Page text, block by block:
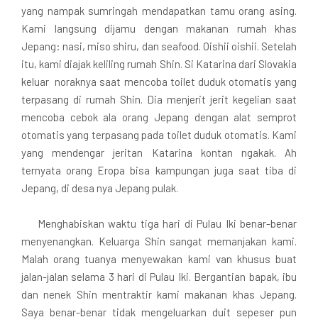
yang nampak sumringah mendapatkan tamu orang asing.
Kami langsung dijamu dengan makanan rumah khas
Jepang: nasi, miso shiru, dan seafood. Oishii oishii. Setelah
itu, kami diajak keliling rumah Shin. Si Katarina dari Slovakia
keluar noraknya saat mencoba toilet duduk otomatis yang
terpasang di rumah Shin. Dia menjerit jerit kegelian saat
mencoba cebok ala orang Jepang dengan alat semprot
otomatis yang terpasang pada toilet duduk otomatis. Kami
yang mendengar jeritan Katarina kontan ngakak. Ah
ternyata orang Eropa bisa kampungan juga saat tiba di
Jepang, di desa nya Jepang pulak.
Menghabiskan waktu tiga hari di Pulau Iki benar-benar
menyenangkan. Keluarga Shin sangat memanjakan kami.
Malah orang tuanya menyewakan kami van khusus buat
jalan-jalan selama 3 hari di Pulau Iki. Bergantian bapak, ibu
dan nenek Shin mentraktir kami makanan khas Jepang.
Saya benar-benar tidak mengeluarkan duit sepeser pun